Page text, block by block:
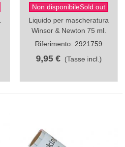
Non disponibileSold out
Liquido per mascheratura
Winsor & Newton 75 ml.
Riferimento: 2921759
9,95 € (Tasse incl.)